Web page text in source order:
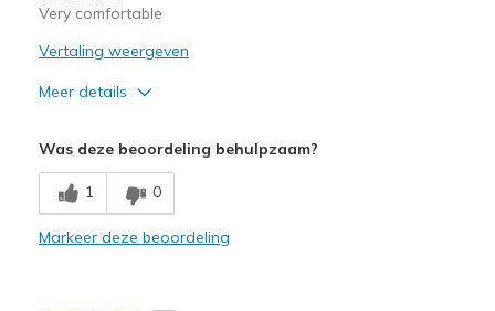
Very comfortable
Vertaling weergeven
Meer details
Comfortable
Durable
Was deze beoordeling behulpzaam?
1 0
Markeer deze beoordeling